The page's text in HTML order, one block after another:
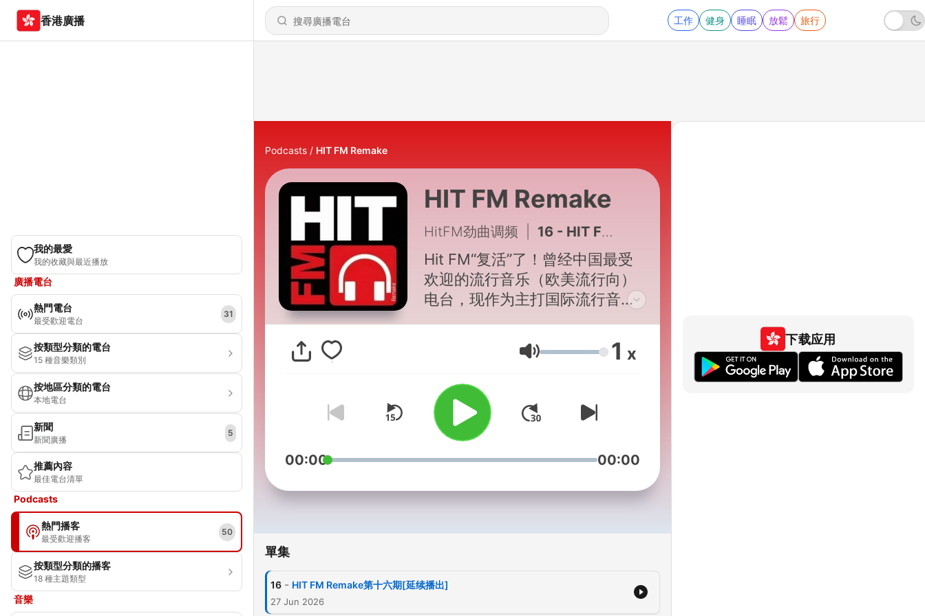
香港廣播 工作 健身 睡眠 放鬆 旅行
我的最愛
我的收藏與最近播放
廣播電台
熱門電台
最受歡迎電台
31
按類型分類的電台
15 種音樂類別
按地區分類的電台
本地電台
新聞
新聞廣播
5
推薦內容
最佳電台清單
Podcasts
熱門播客
最受歡迎播客
50
按類型分類的播客
18 種主題類型
音樂
Podcasts HIT FM Remake
HIT FM Remake
HitFM劲曲调频 16 - HIT FM Remake第十六期[延续播出]
Hit FM“复活”了！曾经中国最受
欢迎的流行音乐（欧美流行向）
电台，现作为主打国际流行音乐
乐坛最hot热门金曲，节目内容均
为自制，无任何商业用途，该节
新，目前最有代表性的是第十期
内容 Welcome to HIT FM--
Heart and soul of the hottest
hits around the globe We are
现任主持：DJkai & DJlin 入频互
https://pd.qq.com/g/HitFmRemake1
Web)：
https://www.bilibili.com/list/ml3918349788
音量 1 x
00:00 00:00
單集
16 - HIT FM Remake第十六期[延续播出]
27 Jun 2026
下载应用